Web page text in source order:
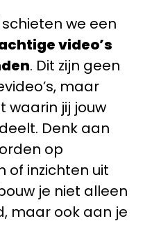
schieten we een
video’s
. Dit zijn geen
maar
waarin jij jouw
Denk aan
op
of inzichten uit
je niet alleen
maar ook aan je